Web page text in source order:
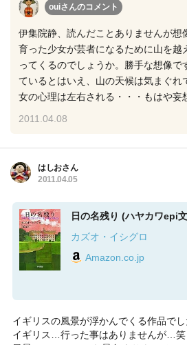
ouiさんのコメント
伊集院静、読んだことありませんが想
育った少女が芸者になるために山を越
ってくるのでしょうか。勝手な想像で
ているとはいえ、山の天候は気まぐれ
女の心理は左右される・・・もはや妄
2011.04.08
はしおさん
2011.04.05
日の名残り (ハヤカワepi
カズオ・イシグロ
Amazon.co.jp
イギリスの風景が浮かんでくる作品でし
イギリス…行った事はありませんが…笑